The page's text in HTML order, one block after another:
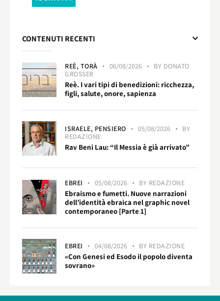
CONTENUTI RECENTI
REÈ, TORÀ 06/08/2026 BY DONATO
GROSSER
Reè. I vari tipi di benedizioni: ricchezza,
figli, salute, onore, sapienza
ISRAELE, PENSIERO 05/08/2026
BY
REDAZIONE
Rav Beni Lau: “Il Messia è già arrivato”
EBREI 05/08/2026 BY REDAZIONE
Ebraismo e fumetti. Nuove narrazioni
dell’identità ebraica nel graphic novel
contemporaneo [Parte 1]
EBREI 04/08/2026 BY REDAZIONE
«Con Genesi ed Esodo il popolo diventa
sovrano»